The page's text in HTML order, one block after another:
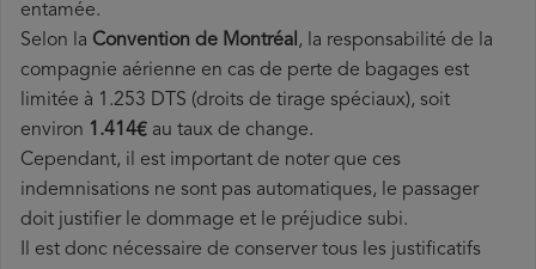
entamée.
Selon la Convention de Montréal, la responsabilité de la
compagnie aérienne en cas de perte de bagages est
limitée à 1.253 DTS (droits de tirage spéciaux), soit
environ 1.414€ au taux de change.
Cependant, il est important de noter que ces
indemnisations ne sont pas automatiques, le passager
doit justifier le dommage et le préjudice subi.
Il est donc nécessaire de conserver tous les justificatifs